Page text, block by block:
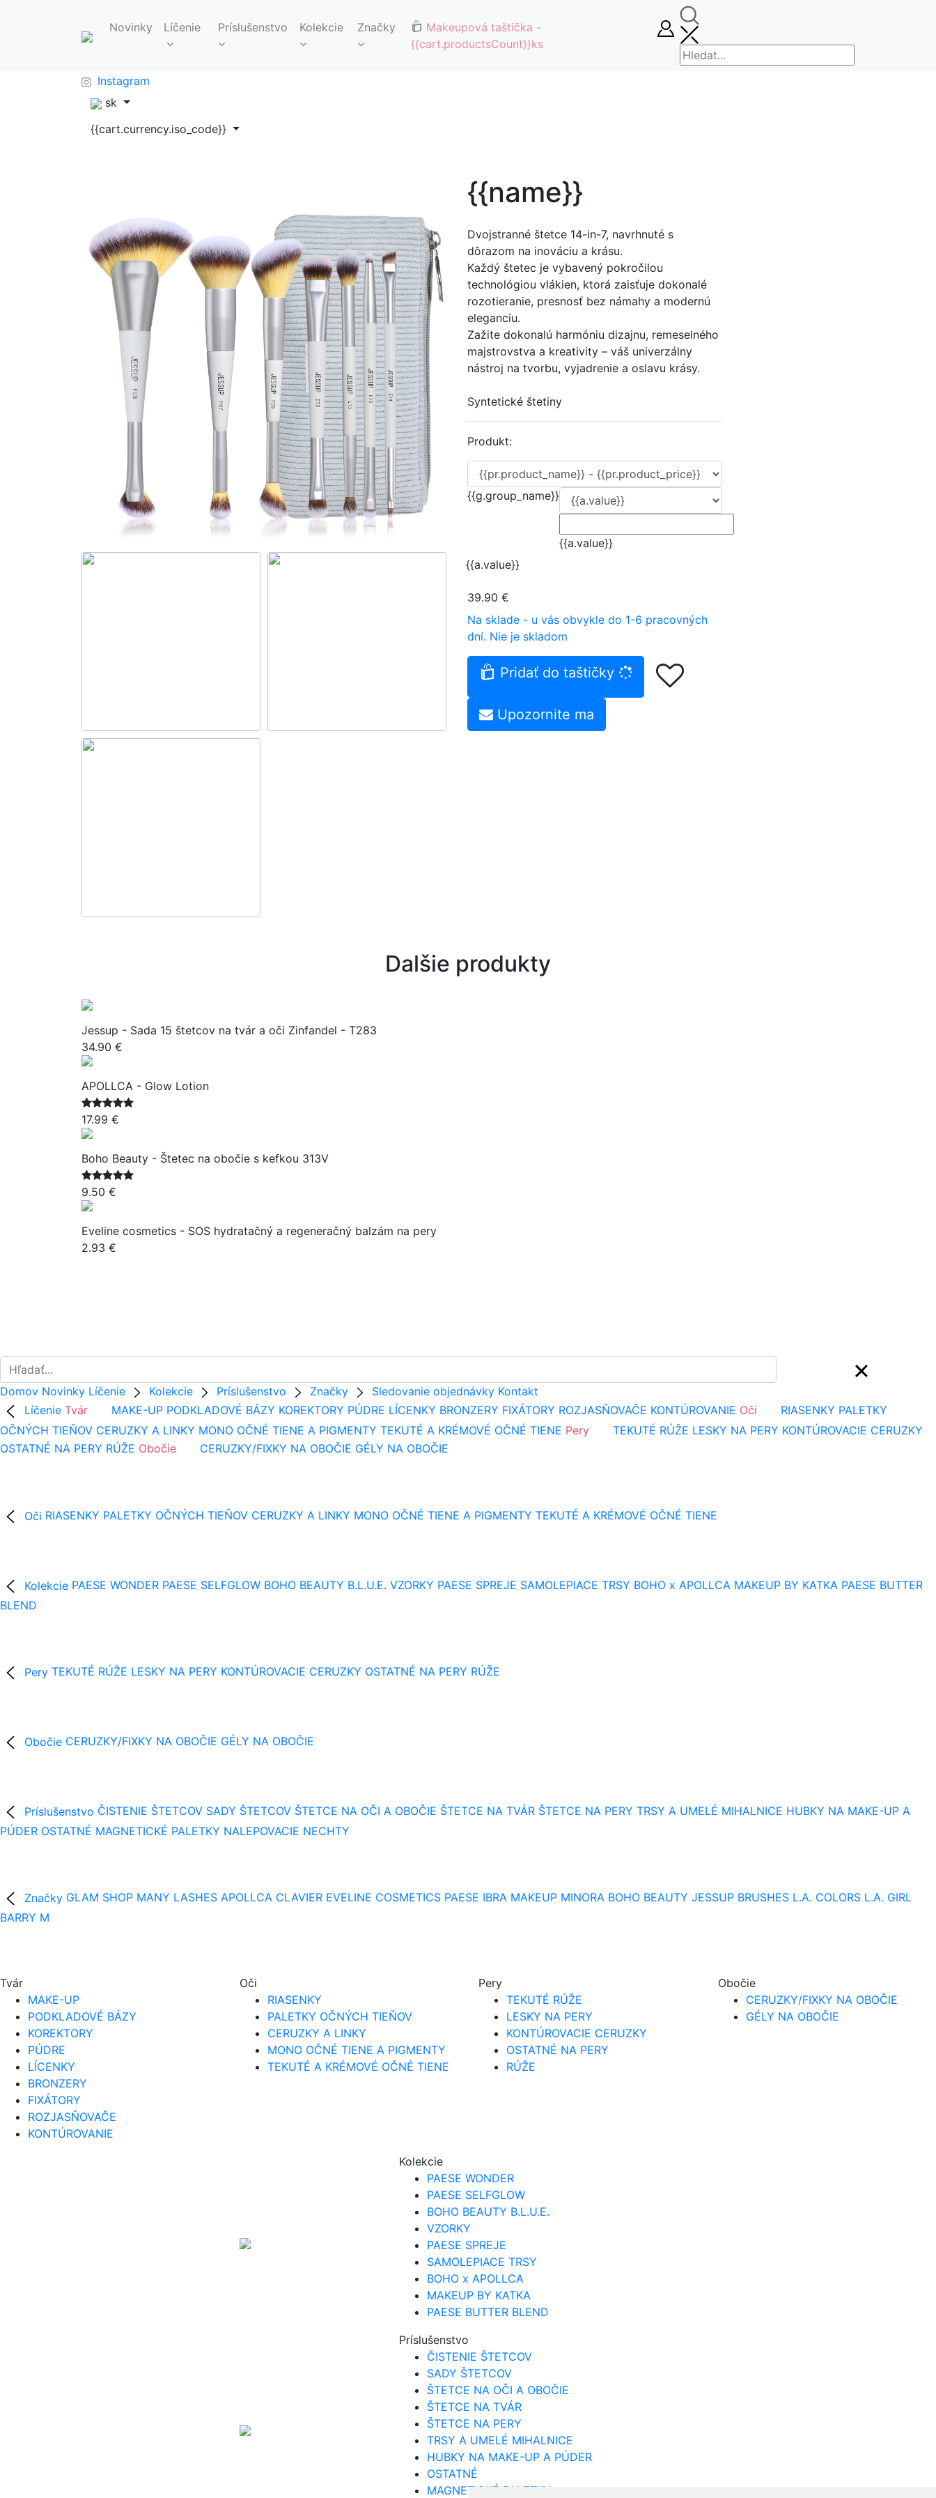
Novinky
Líčenie Príslušenstvo Kolekcie Značky Makeupová taštička -
{{cart.productsCount}}ks
FAQ
info@makeupbag.sk
Instagram
sk
{{cart.currency.iso_code}}
{{name}}
Dvojstranné štetce 14-in-7, navrhnuté s
dôrazom na inováciu a krásu.
Každý štetec je vybavený pokročilou
technológiou vlákien, ktorá zaisťuje dokonalé
rozotieranie, presnosť bez námahy a modernú
eleganciu.
Zažite dokonalú harmóniu dizajnu, remeselného
majstrovstva a kreativity – váš univerzálny
nástroj na tvorbu, vyjadrenie a oslavu krásy.
Syntetické štetiny
Produkt:
{{g.group_name}}
{{a.value}}
{{a.value}}
39.90 €
Na sklade - u vás obvykle do 1-6 pracovných
dní. Nie je skladom
Pridať do taštičky
Upozornite ma
Dalšie produkty
Jessup - Sada 15 štetcov na tvár a oči Zinfandel - T283
34.90 €
APOLLCA - Glow Lotion
17.99 €
Boho Beauty - Štetec na obočie s kefkou 313V
9.50 €
Eveline cosmetics - SOS hydratačný a regeneračný balzám na pery
2.93 €
Domov Novinky Líčenie Kolekcie Príslušenstvo Značky Sledovanie objednávky Kontakt
Líčenie Tvár MAKE-UP PODKLADOVÉ BÁZY KOREKTORY PÚDRE LÍCENKY BRONZERY FIXÁTORY ROZJASŇOVAČE KONTÚROVANIE Oči RIASENKY PALETKY
OČNÝCH TIEŇOV CERUZKY A LINKY MONO OČNÉ TIENE A PIGMENTY TEKUTÉ A KRÉMOVÉ OČNÉ TIENE Pery TEKUTÉ RÚŽE LESKY NA PERY KONTÚROVACIE CERUZKY
OSTATNÉ NA PERY RÚŽE Obočie CERUZKY/FIXKY NA OBOČIE GÉLY NA OBOČIE
Oči RIASENKY PALETKY OČNÝCH TIEŇOV CERUZKY A LINKY MONO OČNÉ TIENE A PIGMENTY TEKUTÉ A KRÉMOVÉ OČNÉ TIENE
Kolekcie PAESE WONDER PAESE SELFGLOW BOHO BEAUTY B.L.U.E. VZORKY PAESE SPREJE SAMOLEPIACE TRSY BOHO x APOLLCA MAKEUP BY KATKA PAESE BUTTER
BLEND
Pery TEKUTÉ RÚŽE LESKY NA PERY KONTÚROVACIE CERUZKY OSTATNÉ NA PERY RÚŽE
Obočie CERUZKY/FIXKY NA OBOČIE GÉLY NA OBOČIE
Príslušenstvo ČISTENIE ŠTETCOV SADY ŠTETCOV ŠTETCE NA OČI A OBOČIE ŠTETCE NA TVÁR ŠTETCE NA PERY TRSY A UMELÉ MIHALNICE HUBKY NA MAKE-UP A
PÚDER OSTATNÉ MAGNETICKÉ PALETKY NALEPOVACIE NECHTY
Značky GLAM SHOP MANY LASHES APOLLCA CLAVIER EVELINE COSMETICS PAESE IBRA MAKEUP MINORA BOHO BEAUTY JESSUP BRUSHES L.A. COLORS L.A. GIRL
BARRY M
Tvár
MAKE-UP
PODKLADOVÉ BÁZY
KOREKTORY
PÚDRE
LÍCENKY
BRONZERY
FIXÁTORY
ROZJASŇOVAČE
KONTÚROVANIE
Oči
RIASENKY
PALETKY OČNÝCH TIEŇOV
CERUZKY A LINKY
MONO OČNÉ TIENE A PIGMENTY
TEKUTÉ A KRÉMOVÉ OČNÉ TIENE
Pery
TEKUTÉ RÚŽE
LESKY NA PERY
KONTÚROVACIE CERUZKY
OSTATNÉ NA PERY
RÚŽE
Obočie
CERUZKY/FIXKY NA OBOČIE
GÉLY NA OBOČIE
Kolekcie
PAESE WONDER
PAESE SELFGLOW
BOHO BEAUTY B.L.U.E.
VZORKY
PAESE SPREJE
SAMOLEPIACE TRSY
BOHO x APOLLCA
MAKEUP BY KATKA
PAESE BUTTER BLEND
Príslušenstvo
ČISTENIE ŠTETCOV
SADY ŠTETCOV
ŠTETCE NA OČI A OBOČIE
ŠTETCE NA TVÁR
ŠTETCE NA PERY
TRSY A UMELÉ MIHALNICE
HUBKY NA MAKE-UP A PÚDER
OSTATNÉ
MAGNETICKÉ PALETKY